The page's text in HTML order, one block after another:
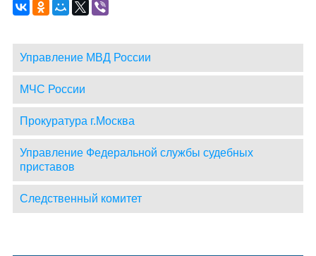
Управление МВД России
МЧС России
Прокуратура г.Москва
Управление Федеральной службы судебных
приставов
Следственный комитет